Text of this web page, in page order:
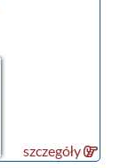
szczegóły